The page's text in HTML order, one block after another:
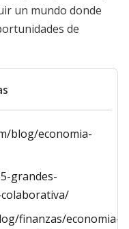
un mundo donde
de
blog/economia-
grandes-
finanzas/economia-